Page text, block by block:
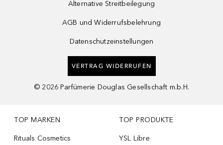
Alternative Streitbeilegung
AGB und Widerrufsbelehrung
Datenschutzeinstellungen
VERTRAG WIDERRUFEN
© 2026 Parfümerie Douglas Gesellschaft m.b.H.
TOP MARKEN
Rituals Cosmetics
TOP PRODUKTE
YSL Libre